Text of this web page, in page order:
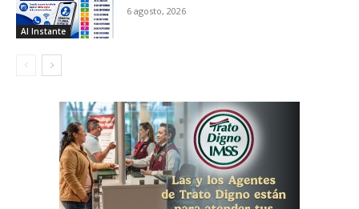
Al Instante
6 agosto, 2026